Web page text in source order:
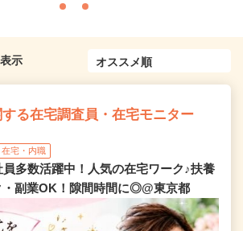
示
る在宅調査員・在宅モニター
在宅・内職
多数活躍中！人気の在宅ワーク♪扶養
・副業OK！隙間時間に◎@東京都